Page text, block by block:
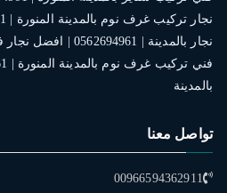
نجار تركيب غرف نوم بالمدينة المنورة | 0562694961 | افضل الخدمات
نجار بالمدينة | 0562694961 | افضل نجار فك وتركيب وصيانة
بالمدينة
تواصل معنا
00966594362911